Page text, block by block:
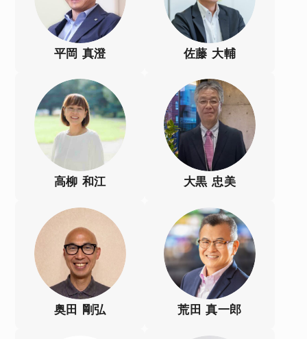
平岡 真澄 佐藤 大輔
高柳 和江 大黒 忠美
奥田 剛弘 荒田 真一郎